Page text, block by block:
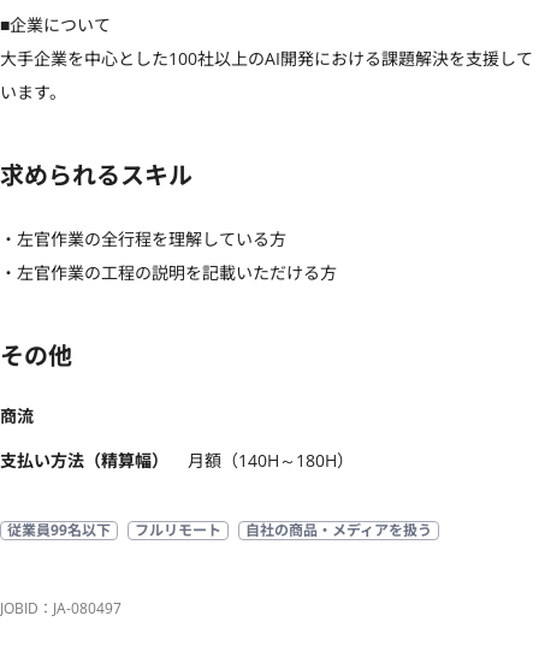
■企業について
大手企業を中心とした100社以上のAI開発における課題解決を支援して
います。
求められるスキル
・左官作業の全行程を理解している方
・左官作業の工程の説明を記載いただける方
その他
商流
支払い方法（精算幅）
月額（140H～180H）
従業員99名以下 フルリモート 自社の商品・メディアを扱う
JOBID：JA-080497